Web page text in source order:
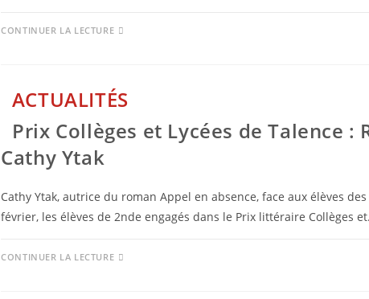
CONTINUER LA LECTURE
ACTUALITÉS
Prix Collèges et Lycées de Talence :
Cathy Ytak
Cathy Ytak, autrice du roman Appel en absence, face aux élèves
février, les élèves de 2nde engagés dans le Prix littéraire Collèges
CONTINUER LA LECTURE